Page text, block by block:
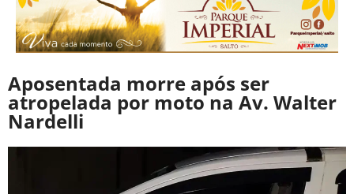
Aposentada morre após ser
atropelada por moto na Av. Walter
Nardelli